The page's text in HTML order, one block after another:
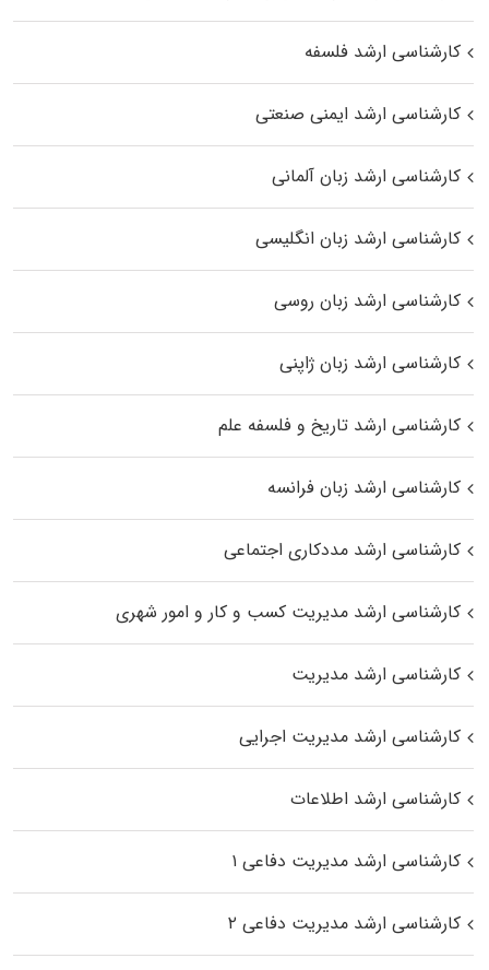
کارشناسی ارشد فلسفه
کارشناسی ارشد ایمنی صنعتی
کارشناسی ارشد زبان آلمانی
کارشناسی ارشد زبان انگلیسی
کارشناسی ارشد زبان روسی
کارشناسی ارشد زبان ژاپنی
کارشناسی ارشد تاریخ و فلسفه علم
کارشناسی ارشد زبان فرانسه
کارشناسی ارشد مددکاری اجتماعی
کارشناسی ارشد مدیریت کسب و کار و امور شهری
کارشناسی ارشد مدیریت
کارشناسی ارشد مدیریت اجرایی
کارشناسی ارشد اطلاعات
کارشناسی ارشد مدیریت دفاعی ۱
کارشناسی ارشد مدیریت دفاعی ۲